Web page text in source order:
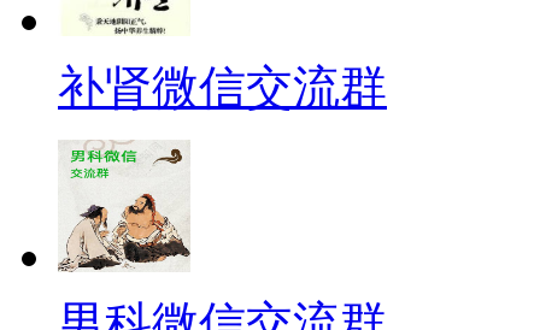
补肾微信交流群